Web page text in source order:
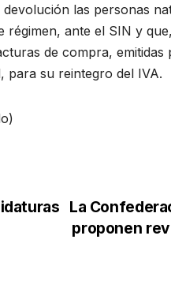
las personas
ante el SIN y
de compra,
para su reintegro del IVA.
La
proponen